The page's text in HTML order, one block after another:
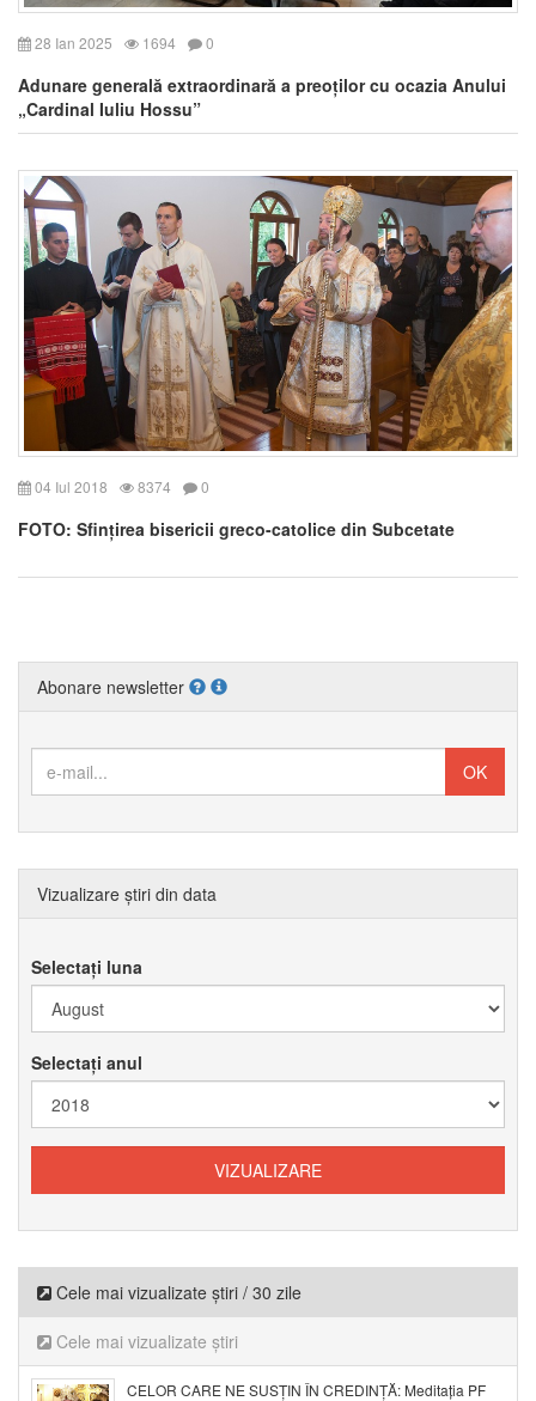
28 Ian 2025 1694 0
Adunare generală extraordinară a preoților cu ocazia Anului
„Cardinal Iuliu Hossu”
04 Iul 2018 8374 0
FOTO: Sfințirea bisericii greco-catolice din Subcetate
Abonare newsletter
Vizualizare știri din data
Selectați luna
Selectați anul
Cele mai vizualizate știri / 30 zile
Cele mai vizualizate știri
CELOR CARE NE SUSȚIN ÎN CREDINȚĂ: Meditația PF